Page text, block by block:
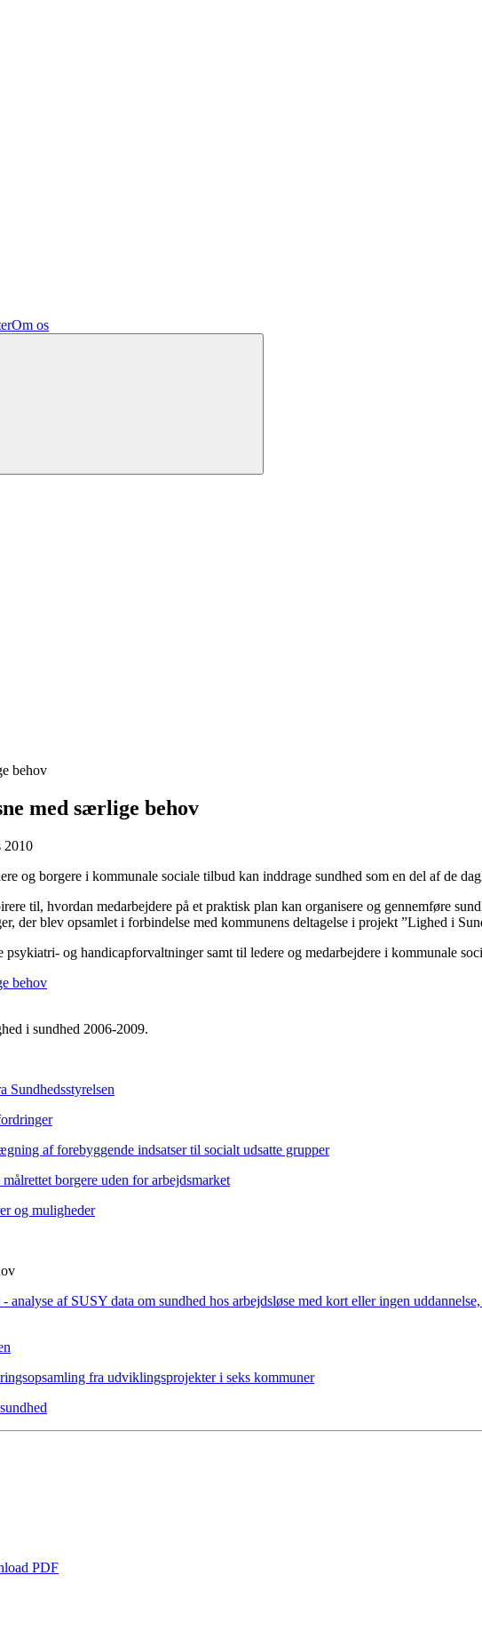
Om os
behov
med særlige behov
2010
og borgere i kommunale sociale tilbud kan inddrage sundhed som en del af de
til, hvordan medarbejdere på et praktisk plan kan organisere og gennemføre
der blev opsamlet i forbindelse med kommunens deltagelse i projekt ”Lighed i
og handicapforvaltninger samt til ledere og medarbejdere i kommunale
behov
i sundhed 2006-2009.
Sundhedsstyrelsen
af forebyggende indsatser til socialt udsatte grupper
borgere uden for arbejdsmarket
og muligheder
analyse af SUSY data om sundhed hos arbejdsløse med kort eller ingen
fra udviklingsprojekter i seks kommuner
PDF